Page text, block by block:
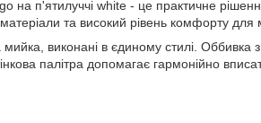
на п'ятилуччі white - це практичне
та високий рівень комфорту для
виконані в єдиному стилі. Оббивка
палітра допомагає гармонійно